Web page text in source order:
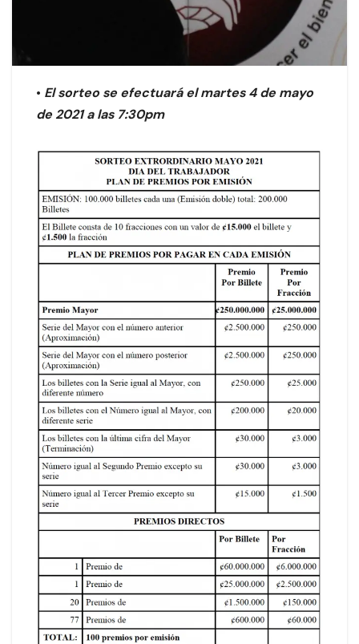
• El sorteo se efectuará el martes 4 de mayo
de 2021 a las 7:30pm